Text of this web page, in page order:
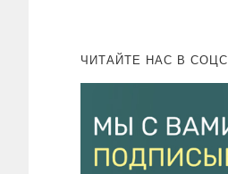
ЧИТАЙТЕ НАС В